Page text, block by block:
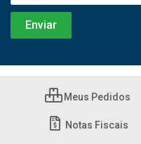
Meus Pedidos
Notas Fiscais